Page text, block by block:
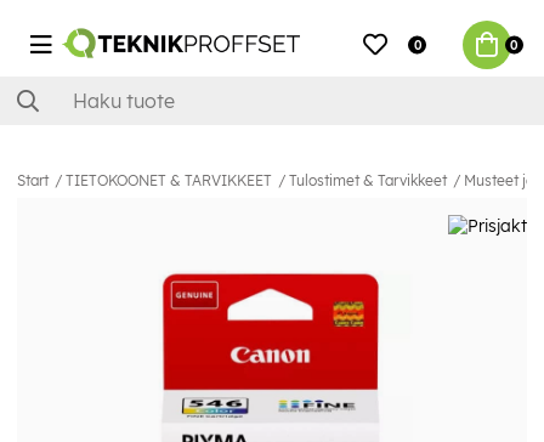
0 0
Start TIETOKOONET & TARVIKKEET Tulostimet & Tarvikkeet Musteet ja